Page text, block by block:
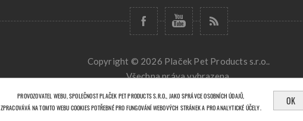
Copyright © 2026 Plaček Pet Products s.r.o..
Všechna práva vyhrazena.
Powered by nopCommerce Designed byNop-Templates.com
PROVOZOVATEL WEBU, SPOLEČNOST PLAČEK PET PRODUCTS S.R.O., JAKO SPRÁVCE OSOBNÍCH ÚDAJŮ,
ZPRACOVÁVÁ NA TOMTO WEBU COOKIES POTŘEBNÉ PRO FUNGOVÁNÍ WEBOVÝCH STRÁNEK A PRO ANALYTICKÉ ÚČELY.
OK